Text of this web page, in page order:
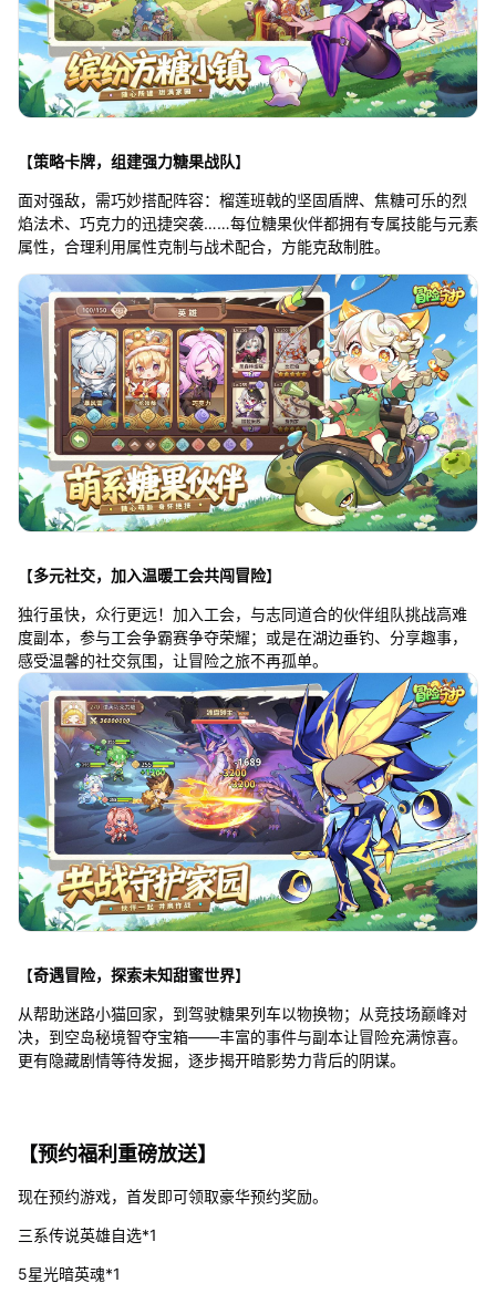
【策略卡牌，组建强力糖果战队】
面对强敌，需巧妙搭配阵容：榴莲班戟的坚固盾牌、焦糖可乐的烈
焰法术、巧克力的迅捷突袭……每位糖果伙伴都拥有专属技能与元素
属性，合理利用属性克制与战术配合，方能克敌制胜。
【多元社交，加入温暖工会共闯冒险】
独行虽快，众行更远！加入工会，与志同道合的伙伴组队挑战高难
度副本，参与工会争霸赛争夺荣耀；或是在湖边垂钓、分享趣事，
感受温馨的社交氛围，让冒险之旅不再孤单。
【奇遇冒险，探索未知甜蜜世界】
从帮助迷路小猫回家，到驾驶糖果列车以物换物；从竞技场巅峰对
决，到空岛秘境智夺宝箱——丰富的事件与副本让冒险充满惊喜。
更有隐藏剧情等待发掘，逐步揭开暗影势力背后的阴谋。
【预约福利重磅放送】
现在预约游戏，首发即可领取豪华预约奖励。
三系传说英雄自选*1
5星光暗英魂*1